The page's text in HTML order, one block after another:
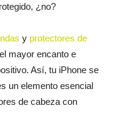
¿no?
y protectores de
mayor encanto e
Así, tu iPhone se
un elemento esencial
de cabeza con